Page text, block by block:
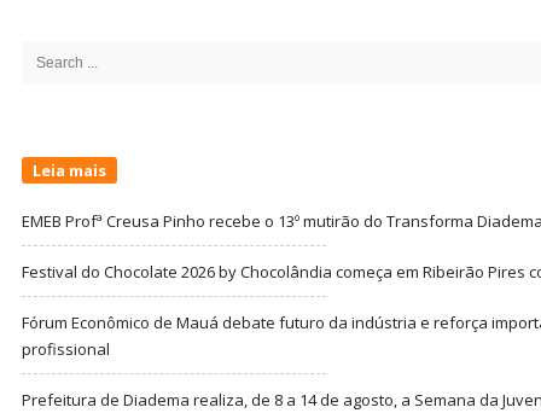
Search
Leia mais
EMEB Profª Creusa Pinho recebe o 13º mutirão do Transforma
Festival do Chocolate 2026 by Chocolândia começa em Ribeirão Pires
Fórum Econômico de Mauá debate futuro da indústria e reforça
profissional
Prefeitura de Diadema realiza, de 8 a 14 de agosto, a Semana da